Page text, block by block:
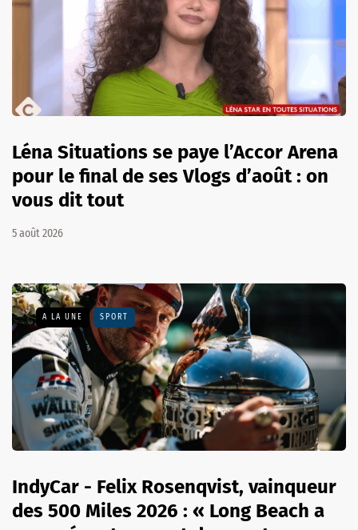
Léna Situations se paye l’Accor Arena
pour le final de ses Vlogs d’août : on
vous dit tout
5 août 2026
A LA UNE SPORT
IndyCar - Felix Rosenqvist, vainqueur
des 500 Miles 2026 : « Long Beach a